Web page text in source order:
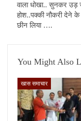
वाला धोखा.. सुनकर उड़
होश..पक्की नौकरी देने के
छीन लिया ….
You Might Also
खास समाचार